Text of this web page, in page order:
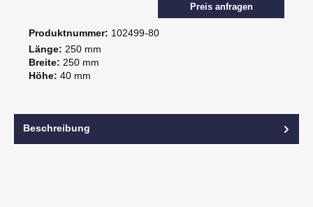
Preis anfragen
Produktnummer: 102499-80
Länge: 250 mm
Breite: 250 mm
Höhe: 40 mm
Beschreibung